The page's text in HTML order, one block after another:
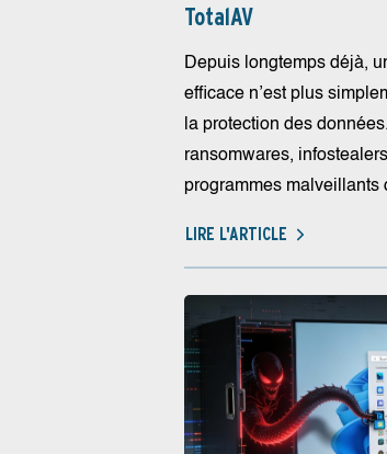
TotalAV
Depuis longtemps déjà,
efficace n’est plus
la protection des
ransomwares,
programmes malveillants
LIRE L'ARTICLE